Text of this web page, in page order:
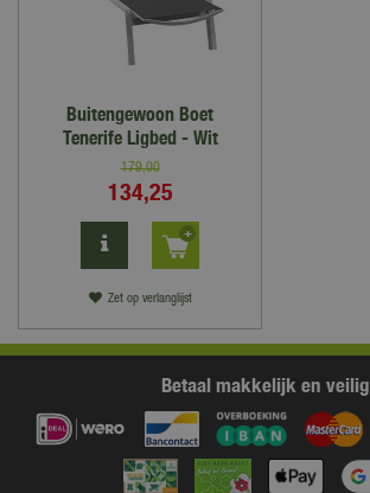
Buitengewoon Boet
Tenerife Ligbed - Wit
179,00
134,25
Zet op verlanglijst
Betaal makkelijk en veilig